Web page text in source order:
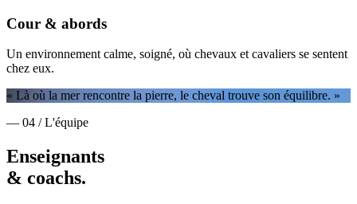
Cour & abords
Un environnement calme, soigné, où chevaux et cavaliers se sentent
chez eux.
« Là où la mer rencontre la pierre, le cheval trouve son équilibre. »
— 04 / L'équipe
Enseignants
& coachs.